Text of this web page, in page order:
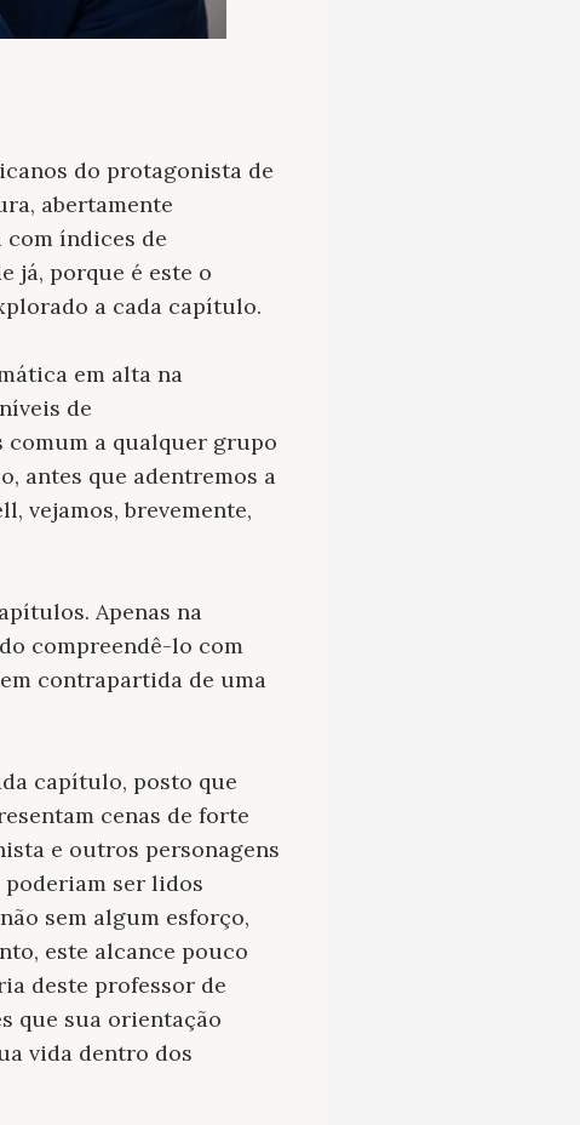
do protagonista de
abertamente
índices de
já, porque é este o
a cada capítulo.
em alta na
de
a qualquer grupo
antes que adentremos a
vejamos, brevemente,
Apenas na
compreendê-lo com
contrapartida de uma
capítulo, posto que
cenas de forte
e outros personagens
poderiam ser lidos
sem algum esforço,
este alcance pouco
deste professor de
que sua orientação
vida dentro dos